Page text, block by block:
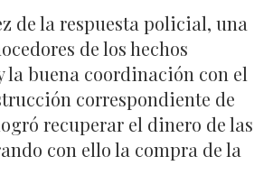
de la respuesta policial, una
de los hechos
la buena coordinación con el
correspondiente de
recuperar el dinero de las
con ello la compra de la